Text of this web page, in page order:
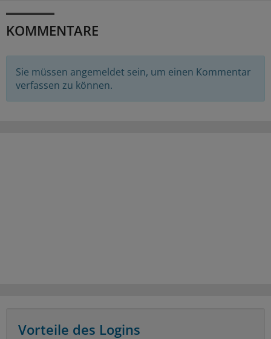
KOMMENTARE
Sie müssen angemeldet sein, um einen Kommentar
verfassen zu können.
Vorteile des Logins